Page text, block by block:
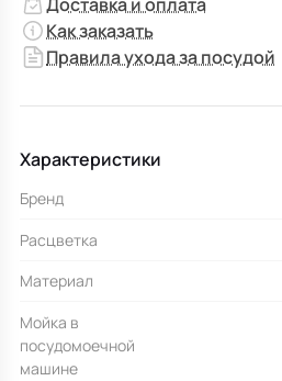
Как заказать
Правила ухода за посудой
Характеристики
Бренд
Расцветка
Материал
Мойка в
посудомоечной
машине